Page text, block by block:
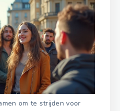
om te strijden voor